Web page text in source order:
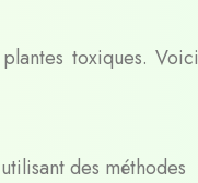
toxiques. Voici
des méthodes